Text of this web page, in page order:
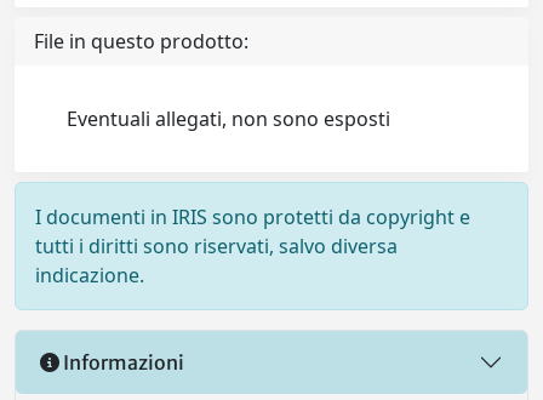
File in questo prodotto:
Eventuali allegati, non sono esposti
I documenti in IRIS sono protetti da copyright e
tutti i diritti sono riservati, salvo diversa
indicazione.
Informazioni